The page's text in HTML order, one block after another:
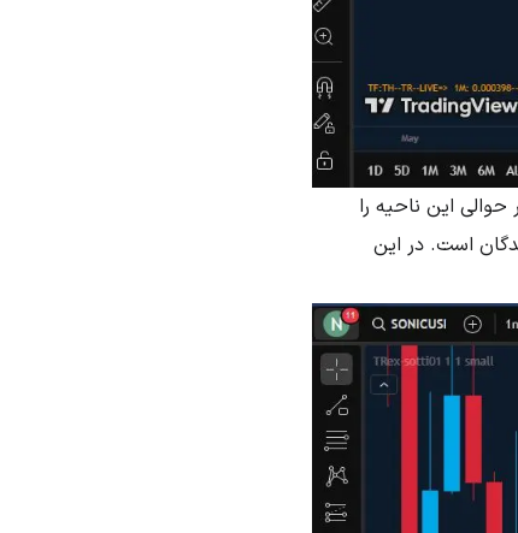
این ناحیه را
است. در این